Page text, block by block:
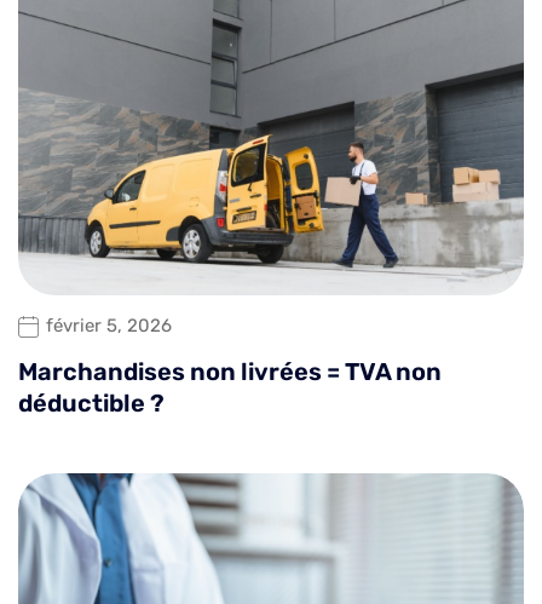
février 5, 2026
Marchandises non livrées = TVA non
déductible ?